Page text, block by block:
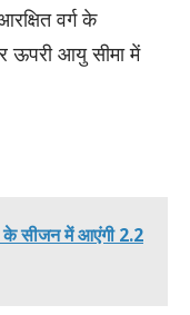
वर्ग के
ऊपरी आयु सीमा में
के सीजन में आएंगी 2.2